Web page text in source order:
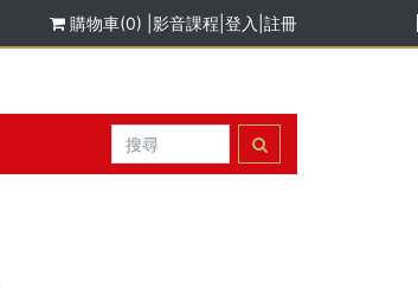
購物車(0) 影音課程 登入 註冊